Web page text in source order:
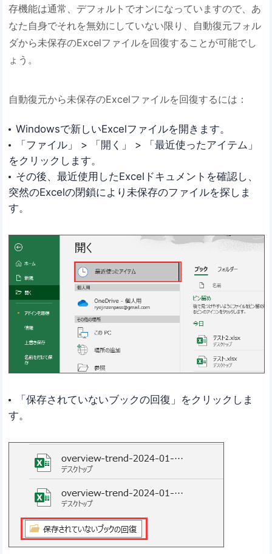
存機能は通常、デフォルトでオンになっていますので、あ
なた自身でそれを無効にしていない限り、自動復元フォル
ダから未保存のExcelファイルを回復することが可能でし
ょう。
自動復元から未保存のExcelファイルを回復するには：
Windowsで新しいExcelファイルを開きます。
「ファイル」 > 「開く」 > 「最近使ったアイテム」
をクリックします。
その後、最近使用したExcelドキュメントを確認し、
突然のExcelの閉鎖により未保存のファイルを探しま
す。
「保存されていないブックの回復」をクリックしま
す。